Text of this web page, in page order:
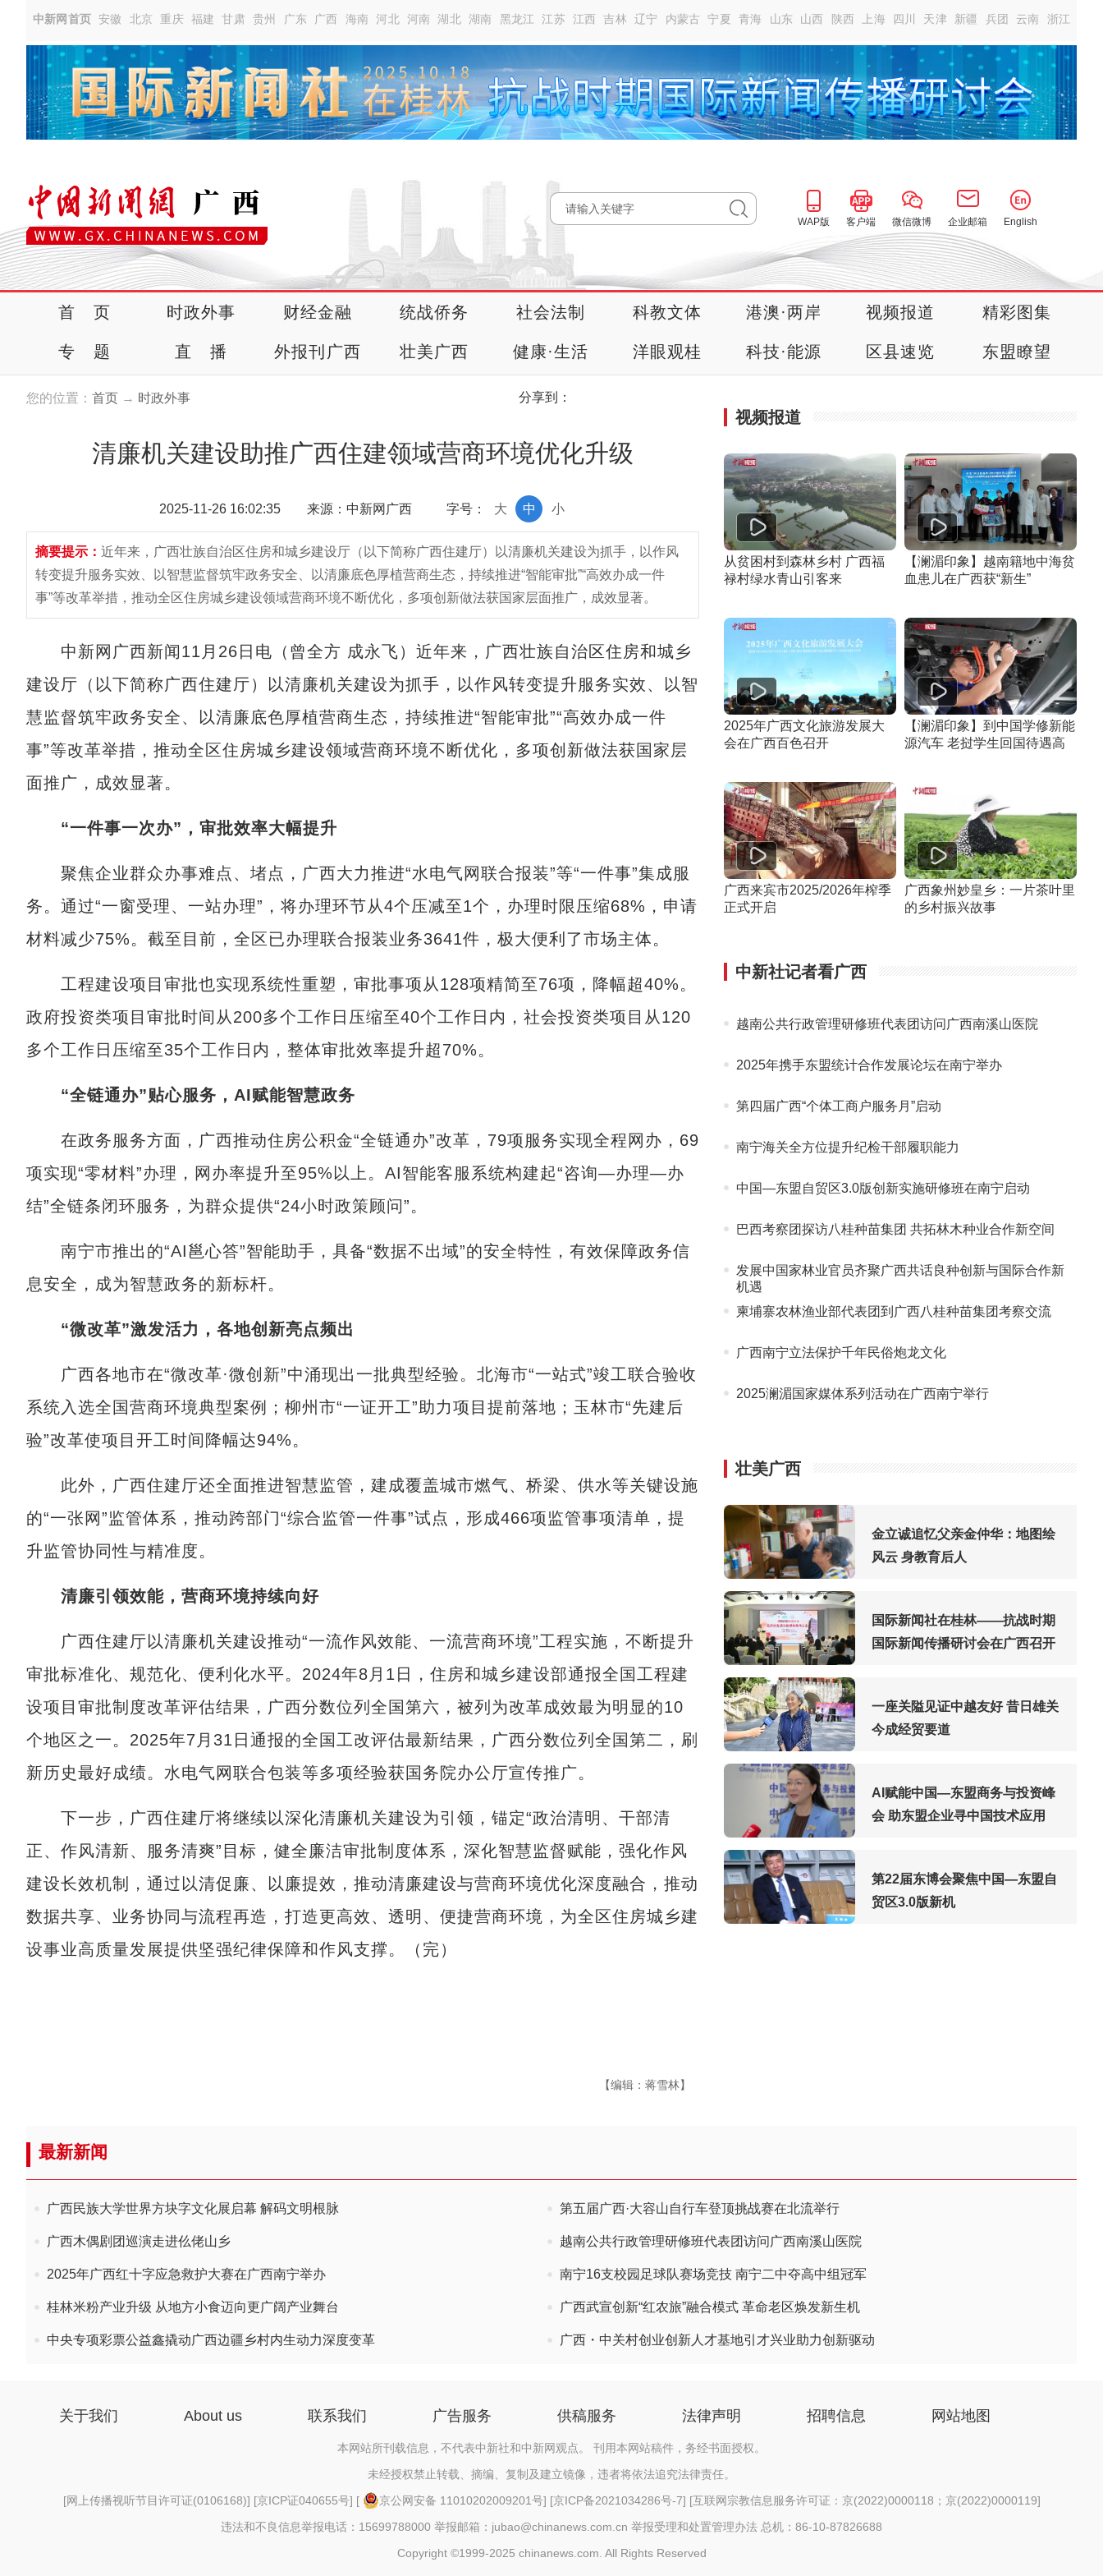
中新网首页 安徽 北京 重庆 福建 甘肃 贵州 广东 广西 海南 河北 河南 湖北 湖南 黑龙江 江苏 江西 吉林 辽宁 内蒙古 宁夏 青海 山东 山西 陕西 上海 四川 天津 新疆 兵团 云南 浙江
WAP版 客户端 微信微博 企业邮箱 English
首 页 时政外事 财经金融 统战侨务 社会法制 科教文体 港澳·两岸 视频报道 精彩图集
专 题 直 播 外报刊广西 壮美广西 健康·生活 洋眼观桂 科技·能源 区县速览 东盟瞭望
您的位置： 首页 → 时政外事 分享到：
清廉机关建设助推广西住建领域营商环境优化升级
2025-11-26 16:02:35 来源：中新网广西 字号： 小
中
大
摘要提示： 近年来，广西壮族自治区住房和城乡建设厅（以下简称广西住建厅）以清廉机关建设为抓手，以作风
转变提升服务实效、以智慧监督筑牢政务安全、以清廉底色厚植营商生态，持续推进“智能审批”“高效办成一件
事”等改革举措，推动全区住房城乡建设领域营商环境不断优化，多项创新做法获国家层面推广，成效显著。
中新网广西新闻11月26日电（曾全方 成永飞）近年来，广西壮族自治区住房和城乡
建设厅（以下简称广西住建厅）以清廉机关建设为抓手，以作风转变提升服务实效、以智
慧监督筑牢政务安全、以清廉底色厚植营商生态，持续推进“智能审批”“高效办成一件
事”等改革举措，推动全区住房城乡建设领域营商环境不断优化，多项创新做法获国家层
面推广，成效显著。
“一件事一次办”，审批效率大幅提升
聚焦企业群众办事难点、堵点，广西大力推进“水电气网联合报装”等“一件事”集成服
务。通过“一窗受理、一站办理”，将办理环节从4个压减至1个，办理时限压缩68%，申请
材料减少75%。截至目前，全区已办理联合报装业务3641件，极大便利了市场主体。
工程建设项目审批也实现系统性重塑，审批事项从128项精简至76项，降幅超40%。
政府投资类项目审批时间从200多个工作日压缩至40个工作日内，社会投资类项目从120
多个工作日压缩至35个工作日内，整体审批效率提升超70%。
“全链通办”贴心服务，AI赋能智慧政务
在政务服务方面，广西推动住房公积金“全链通办”改革，79项服务实现全程网办，69
项实现“零材料”办理，网办率提升至95%以上。AI智能客服系统构建起“咨询—办理—办
结”全链条闭环服务，为群众提供“24小时政策顾问”。
南宁市推出的“AI邕心答”智能助手，具备“数据不出域”的安全特性，有效保障政务信
息安全，成为智慧政务的新标杆。
“微改革”激发活力，各地创新亮点频出
广西各地市在“微改革·微创新”中涌现出一批典型经验。北海市“一站式”竣工联合验收
系统入选全国营商环境典型案例；柳州市“一证开工”助力项目提前落地；玉林市“先建后
验”改革使项目开工时间降幅达94%。
此外，广西住建厅还全面推进智慧监管，建成覆盖城市燃气、桥梁、供水等关键设施
的“一张网”监管体系，推动跨部门“综合监管一件事”试点，形成466项监管事项清单，提
升监管协同性与精准度。
清廉引领效能，营商环境持续向好
广西住建厅以清廉机关建设推动“一流作风效能、一流营商环境”工程实施，不断提升
审批标准化、规范化、便利化水平。2024年8月1日，住房和城乡建设部通报全国工程建
设项目审批制度改革评估结果，广西分数位列全国第六，被列为改革成效最为明显的10
个地区之一。2025年7月31日通报的全国工改评估最新结果，广西分数位列全国第二，刷
新历史最好成绩。水电气网联合包装等多项经验获国务院办公厅宣传推广。
下一步，广西住建厅将继续以深化清廉机关建设为引领，锚定“政治清明、干部清
正、作风清新、服务清爽”目标，健全廉洁审批制度体系，深化智慧监督赋能，强化作风
建设长效机制，通过以清促廉、以廉提效，推动清廉建设与营商环境优化深度融合，推动
数据共享、业务协同与流程再造，打造更高效、透明、便捷营商环境，为全区住房城乡建
设事业高质量发展提供坚强纪律保障和作风支撑。（完）
【编辑：蒋雪林】
视频报道
从贫困村到森林乡村 广西福
禄村绿水青山引客来
【澜湄印象】越南籍地中海贫
血患儿在广西获“新生”
2025年广西文化旅游发展大
会在广西百色召开
【澜湄印象】到中国学修新能
源汽车 老挝学生回国待遇高
广西来宾市2025/2026年榨季
正式开启
广西象州妙皇乡：一片茶叶里
的乡村振兴故事
中新社记者看广西
越南公共行政管理研修班代表团访问广西南溪山医院
2025年携手东盟统计合作发展论坛在南宁举办
第四届广西“个体工商户服务月”启动
南宁海关全方位提升纪检干部履职能力
中国—东盟自贸区3.0版创新实施研修班在南宁启动
巴西考察团探访八桂种苗集团 共拓林木种业合作新空间
发展中国家林业官员齐聚广西共话良种创新与国际合作新
机遇
柬埔寨农林渔业部代表团到广西八桂种苗集团考察交流
广西南宁立法保护千年民俗炮龙文化
2025澜湄国家媒体系列活动在广西南宁举行
壮美广西
金立诚追忆父亲金仲华：地图绘
风云 身教育后人
国际新闻社在桂林——抗战时期
国际新闻传播研讨会在广西召开
一座关隘见证中越友好 昔日雄关
今成经贸要道
AI赋能中国—东盟商务与投资峰
会 助东盟企业寻中国技术应用
第22届东博会聚焦中国—东盟自
贸区3.0版新机
最新新闻
广西民族大学世界方块字文化展启幕 解码文明根脉 第五届广西·大容山自行车登顶挑战赛在北流举行
广西木偶剧团巡演走进仫佬山乡 越南公共行政管理研修班代表团访问广西南溪山医院
2025年广西红十字应急救护大赛在广西南宁举办 南宁16支校园足球队赛场竞技 南宁二中夺高中组冠军
桂林米粉产业升级 从地方小食迈向更广阔产业舞台 广西武宣创新“红农旅”融合模式 革命老区焕发新生机
中央专项彩票公益鑫撬动广西边疆乡村内生动力深度变革 广西・中关村创业创新人才基地引才兴业助力创新驱动
关于我们 About us 联系我们 广告服务 供稿服务 法律声明 招聘信息 网站地图
本网站所刊载信息，不代表中新社和中新网观点。 刊用本网站稿件，务经书面授权。
未经授权禁止转载、摘编、复制及建立镜像，违者将依法追究法律责任。
[网上传播视听节目许可证(0106168)] [京ICP证040655号] [ 京公网安备 11010202009201号] [京ICP备2021034286号-7] [互联网宗教信息服务许可证：京(2022)0000118；京(2022)0000119]
违法和不良信息举报电话：15699788000 举报邮箱：jubao@chinanews.com.cn 举报受理和处置管理办法 总机：86-10-87826688
Copyright ©1999-2025 chinanews.com. All Rights Reserved